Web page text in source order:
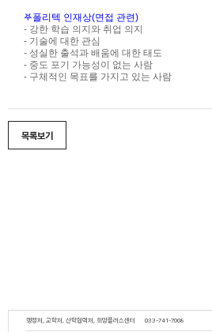
𖤐폴리텍 인재상(면접 관련)
- 강한 학습 의지와 취업 의지
- 기술에 대한 관심
- 성실한 출석과 배움에 대한 태도
- 중도 포기 가능성이 없는 사람
- 구체적인 목표를 가지고 있는 사람
목록보기
행정처, 교학처, 산학협력처, 희망플러스센터 033-741-7008